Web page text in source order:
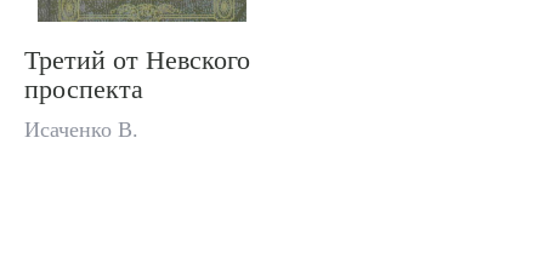
Третий от Невского
проспекта
Исаченко В.